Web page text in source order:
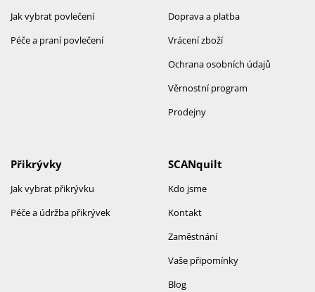
Jak vybrat povlečení
Péče a praní povlečení
Doprava a platba
Vrácení zboží
Ochrana osobních údajů
Věrnostní program
Prodejny
SCANquilt
Kdo jsme
Kontakt
Zaměstnání
Vaše připomínky
Blog
Přikrývky
Jak vybrat přikrývku
Péče a údržba přikrývek